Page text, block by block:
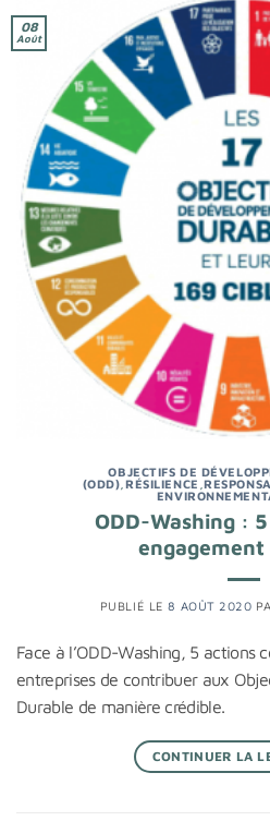
08
Août
OBJECTIFS DE
(ODD) ,RÉSILIENCE ,
ODD-Washing :
PUBLIÉ LE8 AOÛT 2020
Face à l’ODD-Washing, 5 actions
entreprises de contribuer aux
Durable de manière crédible.
CONTINUER LA